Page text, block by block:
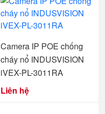
Camera IP POE chống
cháy nổ INDUSVISION
iVEX-PL-3011RA
Liên hệ